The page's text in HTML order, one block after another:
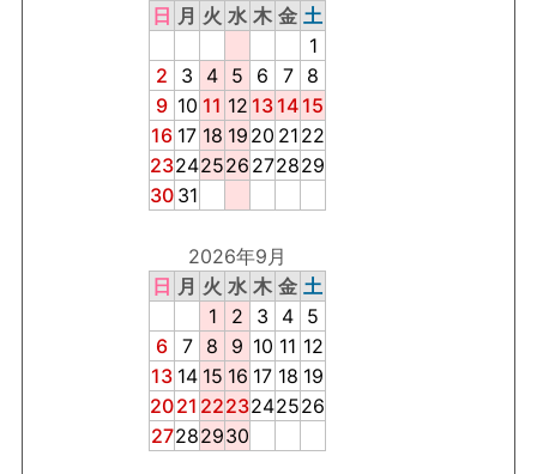
日 月 火 水 木 金 土
1
2
3 4 5 6 7
8
9 10 11 12 13 14 15
16 17 18 19 20 21 22
23242526 272829
30 31
2026年9月
日 月 火 水 木 金 土
1
2 3 4 5
6 7 8 9 10 11 12
13 14 15 16 17 18 19
2021 2223242526
27282930